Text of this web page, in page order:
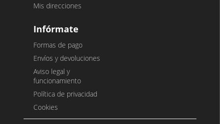
Mis direcciones
Infórmate
Formas de pago
Envíos y devoluciones
Aviso legal y
funcionamiento
Política de privacidad
Cookies